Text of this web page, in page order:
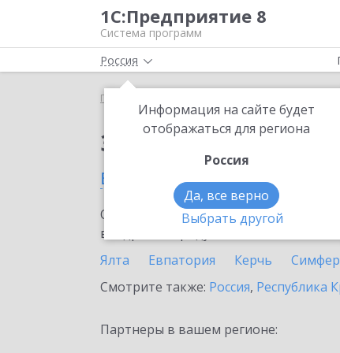
1С:Предприятие 8
Система программ
Россия
Информация на сайте будет
отображаться для региона
Россия
Да, все верно
Выбрать другой
Главная
Заказать SellMonitor
в Алуште
Ознакомьтесь с информационными
внедрение продукта.
Ялта
Евпатория Керчь
Смотрите также: Россия, Республика
Партнеры в вашем регионе: